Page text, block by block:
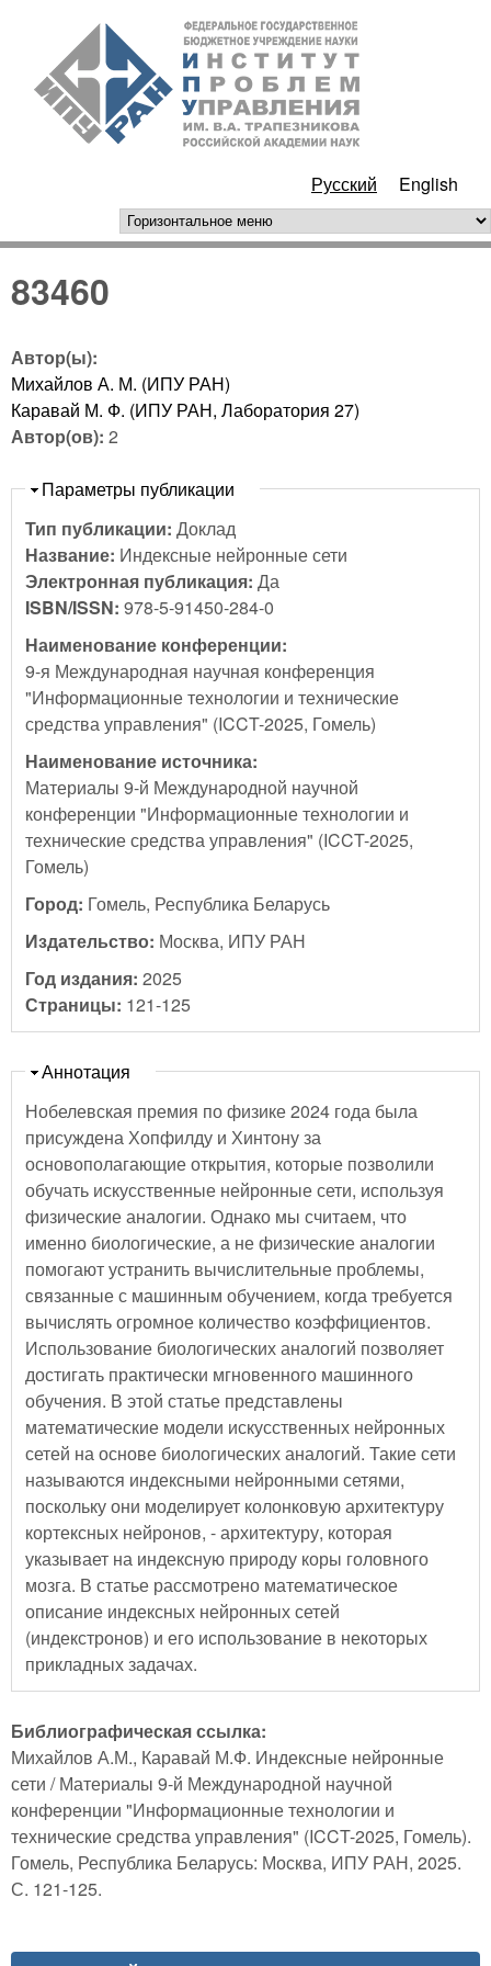
Перейти к основному
содержанию
РАН
Русский English
горизонтальное меню
83460
Автор(ы):
Михайлов А. М. (ИПУ РАН)
Каравай М. Ф. (ИПУ РАН, Лаборатория 27)
Автор(ов): 2
Скрыть
Параметры публикации
Тип публикации: Доклад
Название: Индексные нейронные сети
Электронная публикация: Да
ISBN/ISSN: 978-5-91450-284-0
Наименование конференции:
9-я Международная научная конференция
"Информационные технологии и технические
средства управления" (ICCT-2025, Гомель)
Наименование источника:
Материалы 9-й Международной научной
конференции "Информационные технологии и
технические средства управления" (ICCT-2025,
Гомель)
Город: Гомель, Республика Беларусь
Издательство: Москва, ИПУ РАН
Год издания: 2025
Страницы: 121-125
Скрыть
Аннотация
Нобелевская премия по физике 2024 года была
присуждена Хопфилду и Хинтону за
основополагающие открытия, которые позволили
обучать искусственные нейронные сети, используя
физические аналогии. Однако мы считаем, что
именно биологические, а не физические аналогии
помогают устранить вычислительные проблемы,
связанные с машинным обучением, когда требуется
вычислять огромное количество коэффициентов.
Использование биологических аналогий позволяет
достигать практически мгновенного машинного
обучения. В этой статье представлены
математические модели искусственных нейронных
сетей на основе биологических аналогий. Такие сети
называются индексными нейронными сетями,
поскольку они моделирует колонковую архитектуру
кортексных нейронов, - архитектуру, которая
указывает на индексную природу коры головного
мозга. В статье рассмотрено математическое
описание индексных нейронных сетей
(индекстронов) и его использование в некоторых
прикладных задачах.
Библиографическая ссылка:
Михайлов А.М., Каравай М.Ф. Индексные нейронные
сети / Материалы 9-й Международной научной
конференции "Информационные технологии и
технические средства управления" (ICCT-2025, Гомель).
Гомель, Республика Беларусь: Москва, ИПУ РАН, 2025.
С. 121-125.